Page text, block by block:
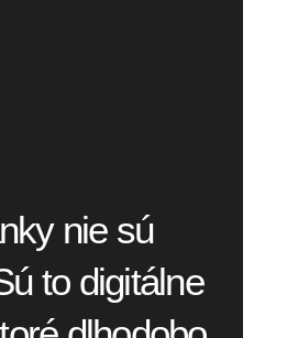
nie sú
to digitálne